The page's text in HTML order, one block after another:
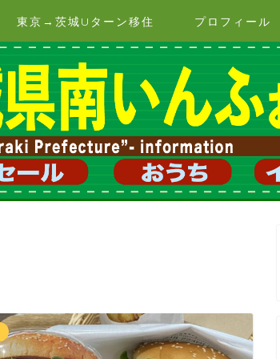
東京→茨城Uターン移住 プロフィール